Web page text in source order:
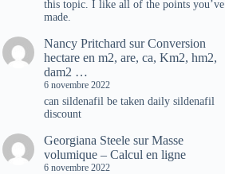
this topic. I like all of the points you’ve
made.
Nancy Pritchard surConversion
hectare en m2, are, ca, Km2, hm2,
dam2 …
6 novembre 2022
can sildenafil be taken daily sildenafil
discount
Georgiana Steele surMasse
volumique – Calcul en ligne
6 novembre 2022